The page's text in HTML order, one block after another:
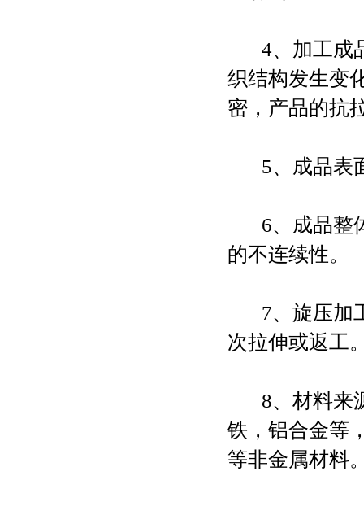
4、加工成品
织结构发生变
密，产品的抗
5、成品表
6、成品整体
的不连续性。
7、旋压加工
次拉伸或返工
8、材料来源
铁，铝合金等
等非金属材料